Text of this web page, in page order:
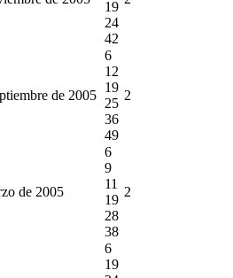
19
24
42
de 2005
6
12
19
25
36
49
2
de 2005
6
9
11
19
28
38
2
6
19